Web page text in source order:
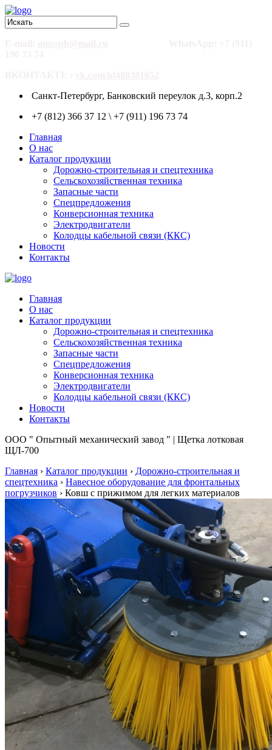
Санкт-Петербург, Банковский переулок д.3, корп.2
+7 (812) 366 37 12 \ +7 (911) 196 73 74
Главная
О нас
Каталог продукции
Дорожно-строительная и спецтехника
Сельскохозяйственная техника
Запасные части
Спецпредложения
Конверсионная техника
Электродвигатели
Колодцы кабельной связи (ККС)
Новости
Контакты
Главная
О нас
Каталог продукции
Дорожно-строительная и спецтехника
Сельскохозяйственная техника
Запасные части
Спецпредложения
Конверсионная техника
Электродвигатели
Колодцы кабельной связи (ККС)
Новости
Контакты
ООО " Опытный механический завод " | Щетка лотковая
ЩЛ-700
Главная › Каталог продукции › Дорожно-строительная и
спецтехника › Навесное оборудование для фронтальных
погрузчиков › Ковш с прижимом для легких материалов